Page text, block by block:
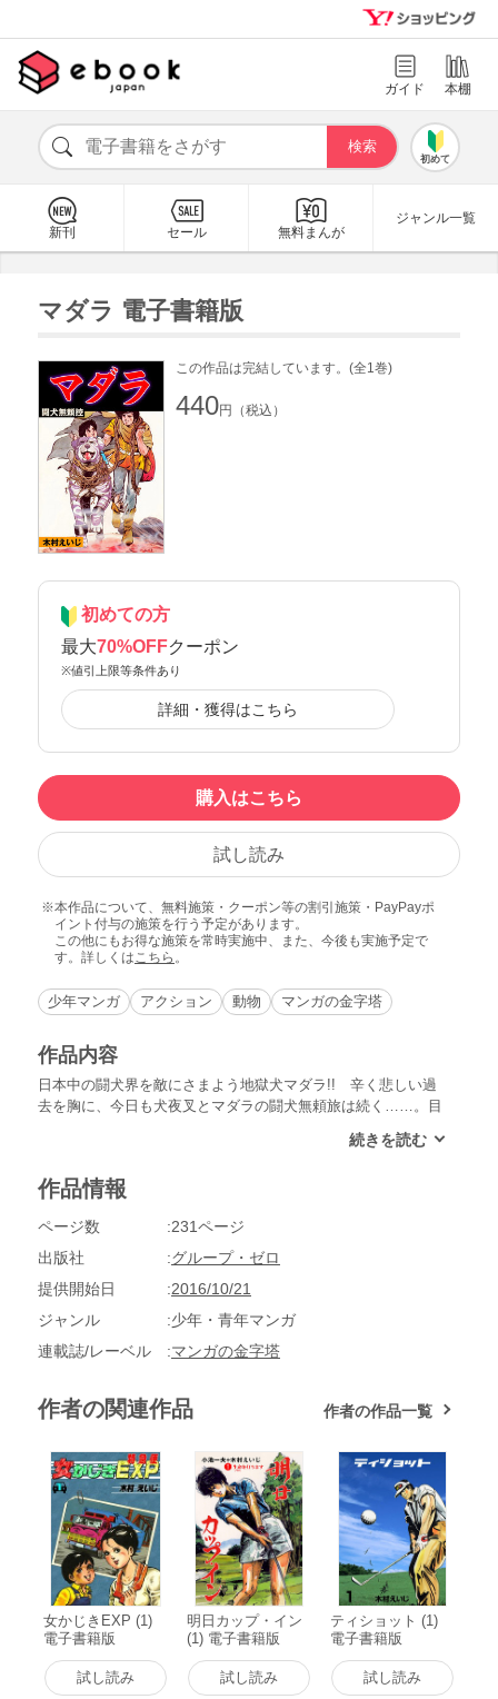
ガイド 本棚
初めて
新刊 セール 無料まんが
ジャンル一覧
マダラ 電子書籍版
この作品は完結しています。(全1巻)
440円（税込）
初めての方
最大70%OFFクーポン
※値引上限等条件あり
詳細・獲得はこちら
購入はこちら
試し読み
本作品について、無料施策・クーポン等の割引施策・PayPayポ
イント付与の施策を行う予定があります。
この他にもお得な施策を常時実施中、また、今後も実施予定で
す。詳しくは こちら 。
少年マンガ アクション 動物 マンガの金字塔
作品内容
日本中の闘犬界を敵にさまよう地獄犬マダラ!! 辛く悲しい過
去を胸に、今日も犬夜叉とマダラの闘犬無頼旅は続く……。目
作品情報
ページ数
231ページ
出版社
グループ・ゼロ
提供開始日
2016/10/21
ジャンル
少年・青年マンガ
連載誌/レーベル
マンガの金字塔
作者の関連作品 作者の作品一覧
女かじきEXP (1)
電子書籍版
試し読み
明日カップ・イン
(1) 電子書籍版
試し読み
ティショット (1)
電子書籍版
試し読み